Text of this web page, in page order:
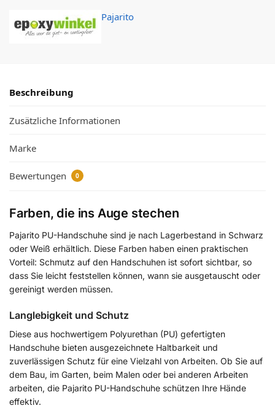
Pajarito
Beschreibung
Zusätzliche Informationen
Marke
Bewertungen 0
Farben, die ins Auge stechen
Pajarito PU-Handschuhe sind je nach Lagerbestand in Schwarz
oder Weiß erhältlich. Diese Farben haben einen praktischen
Vorteil: Schmutz auf den Handschuhen ist sofort sichtbar, so
dass Sie leicht feststellen können, wann sie ausgetauscht oder
gereinigt werden müssen.
Langlebigkeit und Schutz
Diese aus hochwertigem Polyurethan (PU) gefertigten
Handschuhe bieten ausgezeichnete Haltbarkeit und
zuverlässigen Schutz für eine Vielzahl von Arbeiten. Ob Sie auf
dem Bau, im Garten, beim Malen oder bei anderen Arbeiten
arbeiten, die Pajarito PU-Handschuhe schützen Ihre Hände
effektiv.